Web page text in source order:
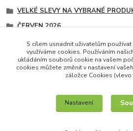
VELKÉ SLEVY NA VYBRANÉ
ČERVEN 2026
POVLEČENÍ NA 1 POSTEL
POVLEČENÍ NA 1 POSTEL
IT služby na míru /
S cílem usnadnit uživatelům
využíváme cookies. Používáním
ukládáním souborů cookie na vašem
cookies můžete změnit v nastavení
záložce Cookies (vlevo
Nastavení